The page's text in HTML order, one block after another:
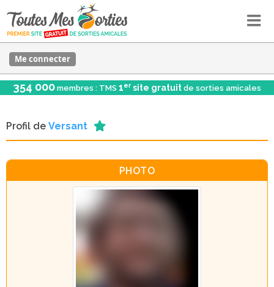
Me connecter
354 000 membres : TMS 1er site gratuit de sorties amicales
Profil de Versant
PHOTO